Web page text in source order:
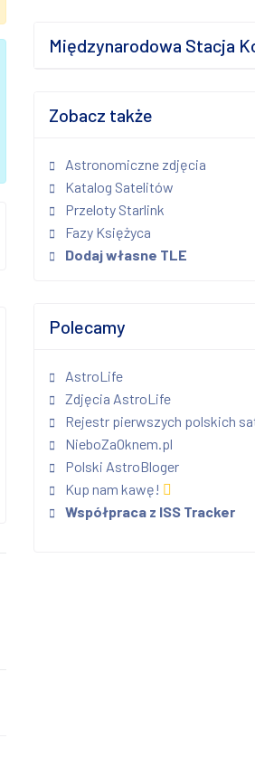
Międzynarodowa Stacja
Zobacz także
Astronomiczne zdjęcia
Katalog Satelitów
Przeloty Starlink
Fazy Księżyca
Dodaj własne TLE
Polecamy
AstroLife
Zdjęcia AstroLife
Rejestr pierwszych polskich
NieboZaOknem.pl
Polski AstroBloger
Kup nam kawę!
Współpraca z ISS Tracker